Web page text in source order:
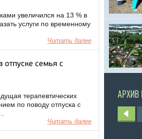
увеличился на 13 % в
услуги по временному
Читать далее
отпуске семья с
терапевтических
по поводу отпуска с
Читать далее
АРХИВ